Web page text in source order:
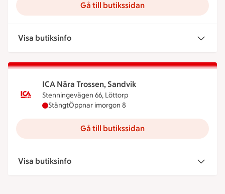
Gå till butikssidan
Visa butiksinfo
ICA Nära Trossen, Sandvik
Stenningevägen 66, Löttorp
ICA Nära Trossen, Sandvik har stängt idag,
StängtÖppnar imorgon 8
Gå till butikssidan
Visa butiksinfo